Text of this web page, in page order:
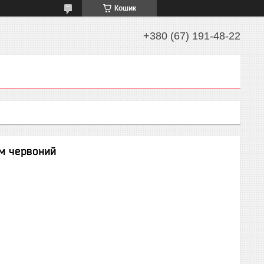
Кошик
+380 (67) 191-48-22
червоний